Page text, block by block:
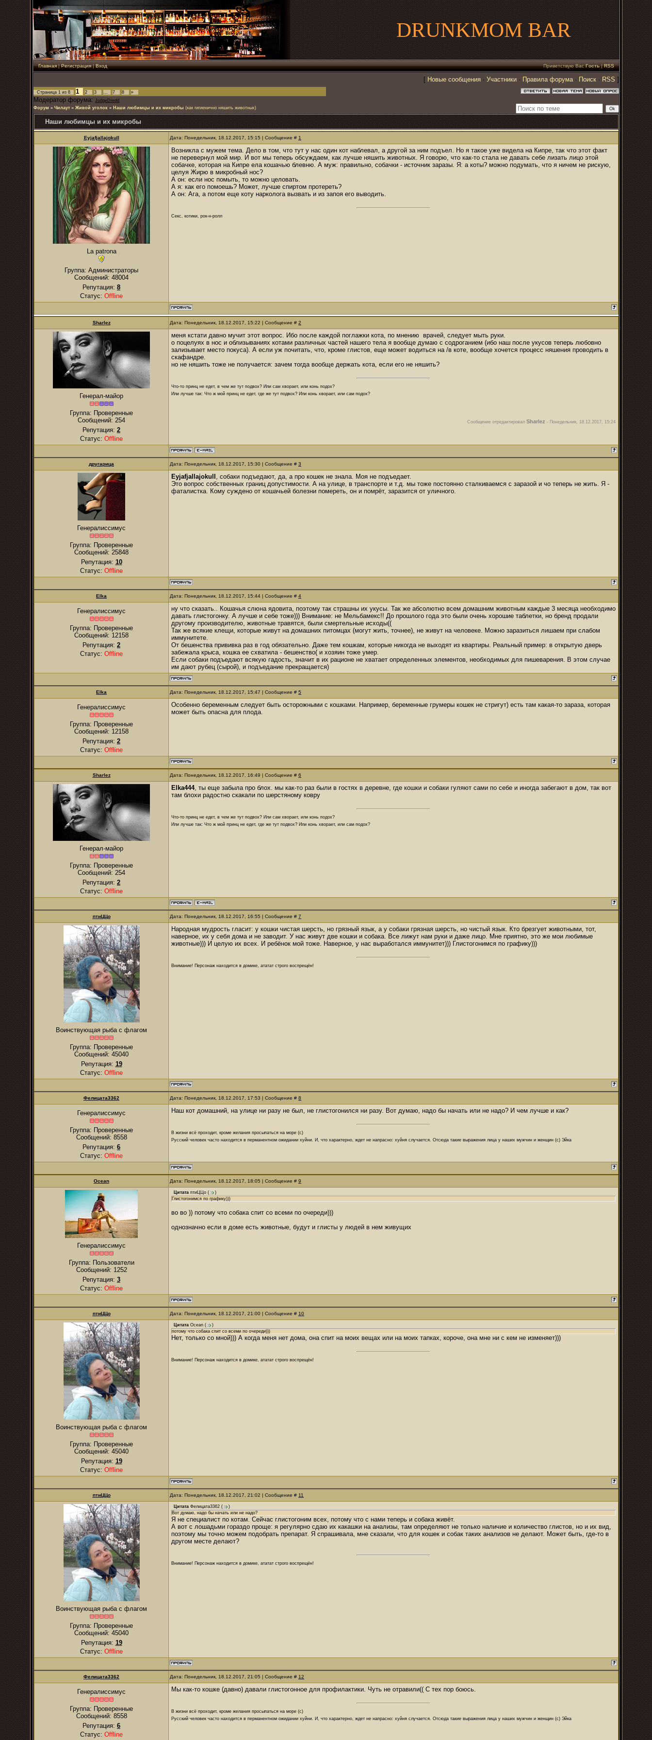
DRUNKMOM BAR
Главная|Регистрация|Вход Приветствую Вас Гость|RSS
[ Новые сообщения · Участники · Правила форума· Поиск · RSS ]
Страница 1 из 8 1 2 3 … 7 8 »
Модератор форума: JudgeDredd
Форум » Чилаут » Живой уголок » Наши любимцы и их микробы (как гигиенично няшить животных)
Наши любимцы и их микробы
Eyjafjallajokull Дата: Понедельник, 18.12.2017, 15:15 | Сообщение # 1
La patrona
Группа: Администраторы
Сообщений: 48004
Репутация: 8
Статус: Offline
Возникла с мужем тема. Дело в том, что тут у нас один кот наблевал, а другой за ним подъел. Но я такое уже видела на Кипре, так что этот факт
не перевернул мой мир. И вот мы теперь обсуждаем, как лучше няшить животных. Я говорю, что как-то стала не давать себе лизать лицо этой
собачке, которая на Кипре ела кошачью блевню. А муж: правильно, собачки - источник заразы. Я: а коты? можно подумать, что я ничем не рискую,
целуя Жирю в микробный нос?
А он: если нос помыть, то можно целовать.
А я: как его помоешь? Может, лучше спиртом протереть?
А он: Ага, а потом еще коту нарколога вызвать и из запоя его выводить.
Секс, котики, рок-н-ролл
Sharlez Дата: Понедельник, 18.12.2017, 15:22 | Сообщение # 2
Генерал-майор
Группа: Проверенные
Сообщений: 254
Репутация: 2
Статус: Offline
меня кстати давно мучит этот вопрос. Ибо после каждой поглажки кота, по мнению врачей, следует мыть руки.
о поцелуях в нос и облизываниях котами различных частей нашего тела я вообще думаю с содроганием (ибо наш после укусов теперь любовно
зализывает место покуса). А если уж почитать, что, кроме глистов, еще может водиться на /в коте, вообще хочется процесс няшения проводить в
скафандре.
но не няшить тоже не получается: зачем тогда вообще держать кота, если его не няшить?
Что-то принц не едет, в чем же тут подвох? Или сам хворает, или конь подох?
Или лучше так: Что ж мой принц не едет, где же тут подвох? Или конь хворает, или сам подох?
Сообщение отредактировал Sharlez - Понедельник, 18.12.2017, 15:24
другарица Дата: Понедельник, 18.12.2017, 15:30 | Сообщение # 3
Генералиссимус
Группа: Проверенные
Сообщений: 25848
Репутация: 10
Статус: Offline
Eyjafjallajokull , собаки подъедают, да, а про кошек не знала. Моя не подъедает.
Это вопрос собственных границ допустимости. А на улице, в транспорте и т.д. мы тоже постоянно сталкиваемся с заразой и чо теперь не жить. Я -
фаталистка. Кому суждено от кошачьей болезни помереть, он и помрёт, заразится от уличного.
Elka Дата: Понедельник, 18.12.2017, 15:44 | Сообщение # 4
Генералиссимус
Группа: Проверенные
Сообщений: 12158
Репутация: 2
Статус: Offline
ну что сказать.. Кошачья слюна ядовита, поэтому так страшны их укусы. Так же абсолютно всем домашним животным каждые 3 месяца необходимо
давать глистогонку. А лучше и себе тоже))) Внимание: не Мельбамекс!! До прошлого года это были очень хорошие таблетки, но бренд продали
другому производителю, животные травятся, были смертельные исходы((
Так же всякие клещи, которые живут на домашних питомцах (могут жить, точнее), не живут на человеке. Можно заразиться лишаем при слабом
иммунитете.
От бешенства прививка раз в год обязательно. Даже тем кошкам, которые никогда не выходят из квартиры. Реальный пример: в открытую дверь
забежала крыса, кошка ее схватила - бешенство( и хозяин тоже умер.
Если собаки подъедают всякую гадость, значит в их рационе не хватает определенных элементов, необходимых для пишеварения. В этом случае
им дают рубец (сырой), и подъедание прекращается)
Elka Дата: Понедельник, 18.12.2017, 15:47 | Сообщение # 5
Генералиссимус
Группа: Проверенные
Сообщений: 12158
Репутация: 2
Статус: Offline
Особенно беременным следует быть осторожными с кошками. Например, беременные грумеры кошек не стригут) есть там какая-то зараза, которая
может быть опасна для плода.
Sharlez Дата: Понедельник, 18.12.2017, 16:49 | Сообщение # 6
Генерал-майор
Группа: Проверенные
Сообщений: 254
Репутация: 2
Статус: Offline
Elka444, ты еще забыла про блох. мы как-то раз были в гостях в деревне, где кошки и собаки гуляют сами по себе и иногда забегают в дом, так вот
там блохи радостно скакали по шерстяному ковру
Что-то принц не едет, в чем же тут подвох? Или сам хворает, или конь подох?
Или лучше так: Что ж мой принц не едет, где же тут подвох? Или конь хворает, или сам подох?
птиЦЦо Дата: Понедельник, 18.12.2017, 16:55 | Сообщение # 7
Воинствующая рыба с флагом
Группа: Проверенные
Сообщений: 45040
Репутация: 19
Статус: Offline
Народная мудрость гласит: у кошки чистая шерсть, но грязный язык, а у собаки грязная шерсть, но чистый язык. Кто брезгует животными, тот,
наверное, их у себя дома и не заводит. У нас живут две кошки и собака. Все лижут нам руки и даже лицо. Мне приятно, это же мои любимые
животные))) И целую их всех. И ребёнок мой тоже. Наверное, у нас выработался иммунитет))) Глистогонимся по графику)))
Внимание! Персонаж находится в домике, ататат строго воспрещён!
Фелицата3362 Дата: Понедельник, 18.12.2017, 17:53 | Сообщение # 8
Генералиссимус
Группа: Проверенные
Сообщений: 8558
Репутация: 6
Статус: Offline
Наш кот домашний, на улице ни разу не был, не глистогонился ни разу. Вот думаю, надо бы начать или не надо? И чем лучше и как?
В жизни всё проходит, кроме желания просыпаться на море (с)
Русский человек часто находится в перманентном ожидании хуйни. И, что характерно, ждет не напрасно: хуйня случается. Отсюда такие выражения лица у наших мужчин и женщин (с) Эйка
Ocean Дата: Понедельник, 18.12.2017, 18:05 | Сообщение # 9
Генералиссимус
Группа: Пользователи
Сообщений: 1252
Репутация: 3
Статус: Offline
Цитата птиЦЦо (
)
Глистогонимся по графику)))
во во )) потому что собака спит со всеми по очереди)))
однозначно если в доме есть животные, будут и глисты у людей в нем живущих
птиЦЦо Дата: Понедельник, 18.12.2017, 21:00 | Сообщение # 10
Воинствующая рыба с флагом
Группа: Проверенные
Сообщений: 45040
Репутация: 19
Статус: Offline
Цитата Ocean (
)
потому что собака спит со всеми по очереди)))
Нет, только со мной))) А когда меня нет дома, она спит на моих вещах или на моих тапках, короче, она мне ни с кем не изменяет)))
Внимание! Персонаж находится в домике, ататат строго воспрещён!
птиЦЦо Дата: Понедельник, 18.12.2017, 21:02 | Сообщение # 11
Воинствующая рыба с флагом
Группа: Проверенные
Сообщений: 45040
Репутация: 19
Статус: Offline
Цитата Фелицата3362 (
)
Вот думаю, надо бы начать или не надо?
Я не специалист по котам. Сейчас глистогоним всех, потому что с нами теперь и собака живёт.
А вот с лошадьми гораздо проще: я регулярно сдаю их какашки на анализы, там определяют не только наличие и количество глистов, но и их вид,
поэтому мы точно можем подобрать препарат. Я спрашивала, мне сказали, что для кошек и собак таких анализов не делают. Может быть, где-то в
другом месте делают?
Внимание! Персонаж находится в домике, ататат строго воспрещён!
Фелицата3362 Дата: Понедельник, 18.12.2017, 21:05 | Сообщение # 12
Генералиссимус
Группа: Проверенные
Сообщений: 8558
Репутация: 6
Статус: Offline
Мы как-то кошке (давно) давали глистогонное для профилактики. Чуть не отравили(( С тех пор боюсь.
В жизни всё проходит, кроме желания просыпаться на море (с)
Русский человек часто находится в перманентном ожидании хуйни. И, что характерно, ждет не напрасно: хуйня случается. Отсюда такие выражения лица у наших мужчин и женщин (с) Эйка